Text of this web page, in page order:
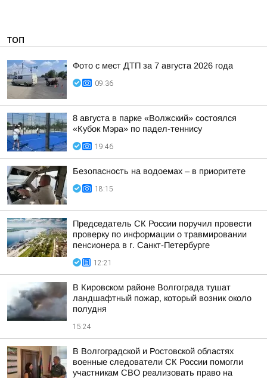
ТОП
Фото с мест ДТП за 7 августа 2026 года
09:36
8 августа в парке «Волжский» состоялся
«Кубок Мэра» по падел-теннису
19:46
Безопасность на водоемах – в приоритете
18:15
Председатель СК России поручил провести
проверку по информации о травмировании
пенсионера в г. Санкт-Петербурге
12:21
В Кировском районе Волгограда тушат
ландшафтный пожар, который возник около
полудня
15:24
В Волгоградской и Ростовской областях
военные следователи СК России помогли
участникам СВО реализовать право на